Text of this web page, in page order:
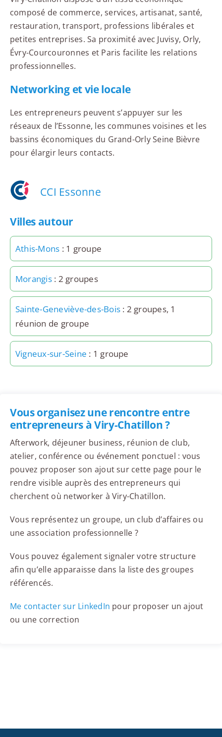
composé de commerce, services, artisanat, santé,
restauration, transport, professions libérales et
petites entreprises. Sa proximité avec Juvisy, Orly,
Évry-Courcouronnes et Paris facilite les relations
professionnelles.
Networking et vie locale
Les entrepreneurs peuvent s’appuyer sur les
réseaux de l’Essonne, les communes voisines et les
bassins économiques du Grand-Orly Seine Bièvre
pour élargir leurs contacts.
CCI Essonne
Villes autour
Athis-Mons : 1 groupe
Morangis: 2 groupes
Sainte-Geneviève-des-Bois : 2 groupes, 1
réunion de groupe
Vigneux-sur-Seine : 1 groupe
Vous organisez une rencontre entre
entrepreneurs à Viry-Chatillon ?
Afterwork, déjeuner business, réunion de club,
atelier, conférence ou événement ponctuel : vous
pouvez proposer son ajout sur cette page pour le
rendre visible auprès des entrepreneurs qui
cherchent où networker à Viry-Chatillon.
Vous représentez un groupe, un club d’affaires ou
une association professionnelle ?
Vous pouvez également signaler votre structure
afin qu’elle apparaisse dans la liste des groupes
référencés.
Me contacter sur LinkedIn pour proposer un ajout
ou une correction